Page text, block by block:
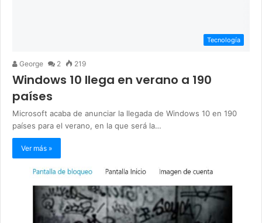
Tecnología
George 2 219
Windows 10 llega en verano a 190
países
Microsoft acaba de anunciar la llegada de Windows 10 en 190
países para el verano, en la que será la…
Ver más »